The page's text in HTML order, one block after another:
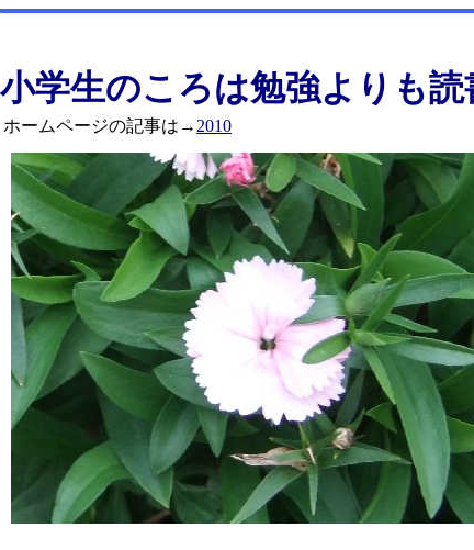
小学生のころは勉強よりも読
ホームページの記事は→ 2010